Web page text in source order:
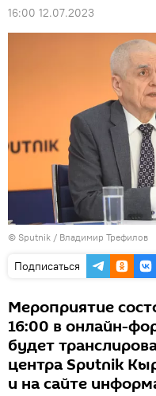
16:00 12.07.2023
© Sputnik / Владимир Трефилов
Подписаться
Мероприятие
16:00 в онлайн-
будет
центра Sputnik
и на сайте